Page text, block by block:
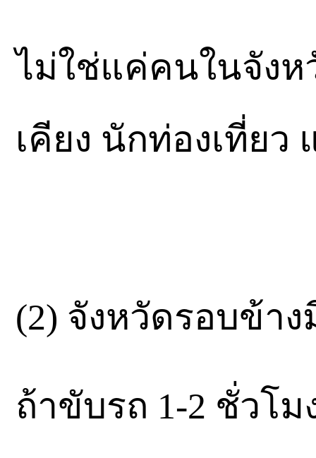
ไม่ใช่แค่คนในจังห
เคียง นักท่องเที่ยว
(2) จังหวัดรอบข้า
ถ้าขับรถ 1-2 ชั่วโ